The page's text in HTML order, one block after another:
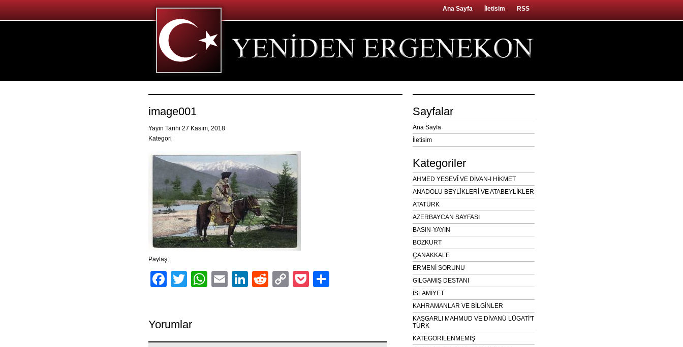
Ana Sayfa İletisim RSS
image001
Yayin Tarihi 27 Kasım, 2018
Kategori
Paylaş:
Facebook
TwitterWhatsApp
EmailLinkedIn
RedditCopyPocket
Yorumlar
Sayfalar
Ana Sayfa
İletisim
Kategoriler
AHMED YESEVÎ VE DİVAN-I HİKMET
ANADOLU BEYLİKLERİ VE ATABEYLİKLER
ATATÜRK
AZERBAYCAN SAYFASI
BASIN-YAYIN
BOZKURT
ÇANAKKALE
ERMENİ SORUNU
GILGAMIŞ DESTANI
İSLAMİYET
KAHRAMANLAR VE BİLGİNLER
KAŞGARLI MAHMUD VE DİVANÜ LÜGATİ'T
TÜRK
KATEGORİLENMEMİŞ